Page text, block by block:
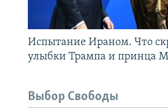
Испытание Ираном. Что
улыбки Трампа и принца
Выбор Свободы